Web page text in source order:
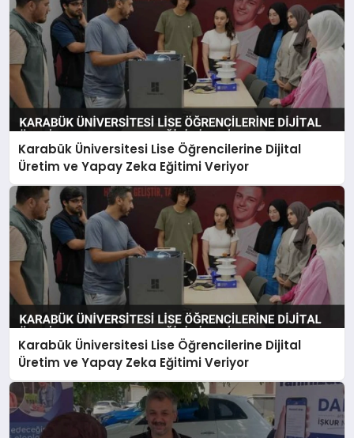
Karabük Üniversitesi Lise Öğrencilerine Dijital
Üretim ve Yapay Zeka Eğitimi Veriyor
Karabük Üniversitesi Lise Öğrencilerine Dijital
Üretim ve Yapay Zeka Eğitimi Veriyor